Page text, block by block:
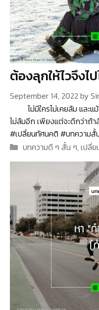
ต้องลุกให้ไวจึงไ
September 14, 2022 by
ไม่มีใครไม่เคยล้ม และ
ไม่ล้มอีก เพียงแต่จะดีกว่าถ้า
#เปลี่ยนทัศนคติ #บทความสั้
Categories
บทความดี ๆ สั้น ๆ,เปลี่